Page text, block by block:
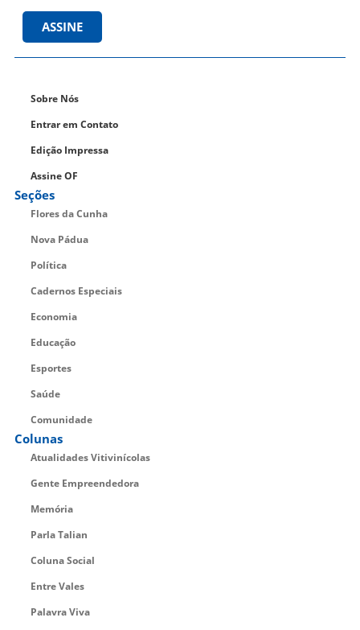
ASSINE
Sobre Nós
Entrar em Contato
Edição Impressa
Assine OF
Seções
Flores da Cunha
Nova Pádua
Política
Cadernos Especiais
Economia
Educação
Esportes
Saúde
Comunidade
Colunas
Atualidades Vitivinícolas
Gente Empreendedora
Memória
Parla Talian
Coluna Social
Entre Vales
Palavra Viva